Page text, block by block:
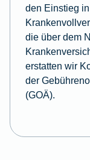
den Einstieg
die über dem
erstatten wir
der
(GOÄ).